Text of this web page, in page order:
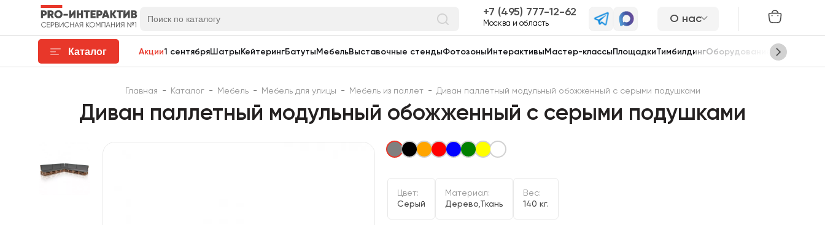
7 (495) 777-12-62
Москва и область О нас
Каталог Акции1 сентябряШатры КейтерингБатуты МебельВыставочные стендыФотозоны Интерактивы Мастер-классы ПлощадкиТимбилдингОборудование Сцены
Главная - Каталог - Мебель - Мебель для улицы - Мебель из паллет - Диван паллетный модульный обожженный с серыми подушками
Диван паллетный модульный обожженный с серыми подушками
Цвет:
Серый
Материал:
Дерево,Ткань
Вес:
140 кг.